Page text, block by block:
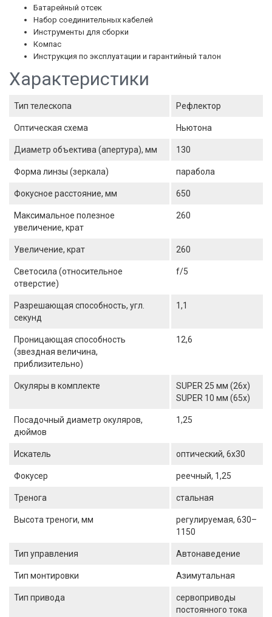
Батарейный отсек
Набор соединительных кабелей
Инструменты для сборки
Компас
Инструкция по эксплуатации и гарантийный талон
Характеристики
Тип телескопа Рефлектор
Оптическая схема Ньютона
Диаметр объектива (апертура), мм 130
Форма линзы (зеркала) парабола
Фокусное расстояние, мм 650
Максимальное полезное
увеличение, крат
260
Увеличение, крат 260
Светосила (относительное
отверстие)
f/5
Разрешающая способность, угл.
секунд
1,1
Проницающая способность
(звездная величина,
приблизительно)
12,6
Окуляры в комплекте
SUPER 25 мм (26x)
SUPER 10 мм (65x)
Посадочный диаметр окуляров,
дюймов
1,25
Искатель оптический, 6х30
Фокусер реечный, 1,25
Тренога стальная
Высота треноги, мм
регулируемая, 630–
1150
Тип управления Автонаведение
Тип монтировки Азимутальная
Тип привода
сервоприводы
постоянного тока